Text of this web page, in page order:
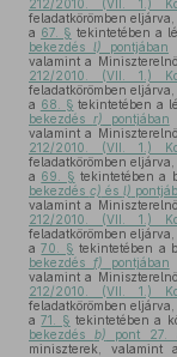
212/2010. (VII. 1.)
feladatkörömben eljárva,
a 67. § tekintetében a
bekezdés l) pontjában
valamint a
212/2010. (VII. 1.)
feladatkörömben eljárva,
a 68. § tekintetében a
bekezdés r) pontjában
valamint a
212/2010. (VII. 1.)
feladatkörömben eljárva,
a 69. § tekintetében a
bekezdés c) és l)
valamint a
212/2010. (VII. 1.)
feladatkörömben eljárva,
a70. § tekintetében a
bekezdés f) pontjában
valamint a
212/2010. (VII. 1.)
feladatkörömben eljárva,
a71. § tekintetében a
bekezdés b) pont 27.
miniszterek, valamint